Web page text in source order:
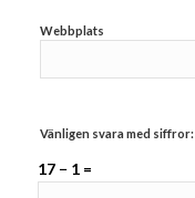
Webbplats
Vänligen svara med siffror:
17 − 1 =